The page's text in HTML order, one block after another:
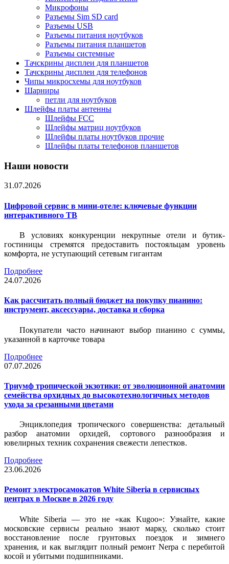
Микрофоны
Разъемы Sim SD card
Разъемы USB
Разъемы питания ноутбуков
Разъемы питания планшетов
Разъемы системные
Тачскрины дисплеи для планшетов
Тачскрины дисплеи для телефонов
Чипы микросхемы для ноутбуков
Шарниры
петли для ноутбуков
Шлейфы платы антенны
Шлейфы FCC
Шлейфы матриц ноутбуков
Шлейфы платы ноутбуков прочие
Шлейфы платы телефонов планшетов
Наши новости
31.07.2026
Цифровой сервис в мини-отеле: ключевые функции
интерактивного ТВ
В условиях конкуренции некрупные отели и бутик-
гостиницы стремятся предоставить постояльцам уровень
комфорта, не уступающий сетевым гигантам
Подробнее
24.07.2026
Как рассчитать полный бюджет на покупку пианино:
инструмент, аксессуары, доставка и сборка
Покупатели часто начинают выбор пианино с суммы,
указанной в карточке товара
Подробнее
07.07.2026
Триумф тропической экзотики: от эволюционной анатомии
семейства орхидных до высокотехнологичных методов
ухода за срезанными цветами
Энциклопедия тропического совершенства: детальный
разбор анатомии орхидей, сортового разнообразия и
ювелирных техник сохранения свежести лепестков.
Подробнее
23.06.2026
Ремонт электросамокатов White Siberia в сервисных
центрах в Москве в 2026 году
White Siberia — это не «как Kugoo»: Узнайте, какие
московские сервисы реально знают марку, сколько стоит
восстановление после грунтовых поездок и зимнего
хранения, и как выглядит полный ремонт Nerpa с перебитой
косой и убитыми подшипниками.